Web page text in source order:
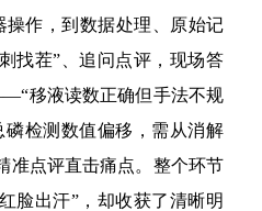
作，到数据处理、原始记
找茬”、追问点评，现场答
移液读数正确但手法不规
磷检测数值偏移，需从消解
准点评直击痛点。整个环节
脸出汗”，却收获了清晰明